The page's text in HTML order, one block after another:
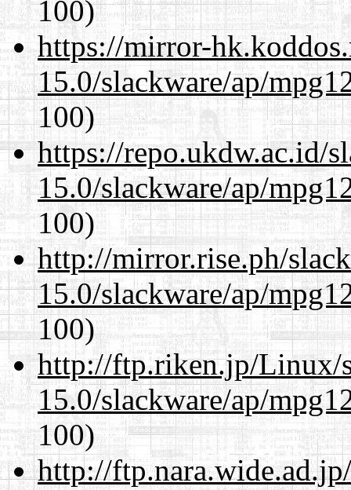
100)
https://mirror-
15.0/slackware/ap/
100)
https://repo.ukdw.ac.id/
15.0/slackware/ap/
100)
http://mirror.rise.ph/
15.0/slackware/ap/
100)
http://ftp.riken.jp/Linux/
15.0/slackware/ap/
100)
http://